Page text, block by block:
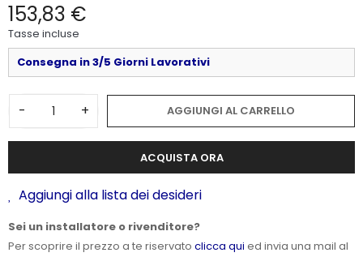
153,83 €
Tasse incluse
Consegna in 3/5 Giorni Lavorativi
- + AGGIUNGI AL CARRELLO
ACQUISTA ORA
Aggiungi alla lista dei desideri
Sei un installatore o rivenditore?
Per scoprire il prezzo a te riservato clicca qui ed invia una mail al